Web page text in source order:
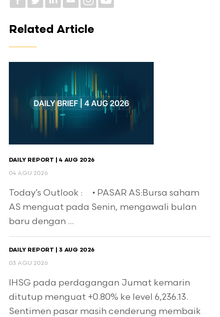
Related Article
DAILY REPORT | 4 AUG 2026
04 AGU 2026
Today’s Outlook : • PASAR AS:Bursa saham
AS menguat pada Senin, mengawali bulan
baru dengan ...
DAILY REPORT | 3 AUG 2026
03 AGU 2026
IHSG pada perdagangan Jumat kemarin
ditutup menguat +0.80% ke level 6,236.13.
Sentimen pasar masih cenderung membaik